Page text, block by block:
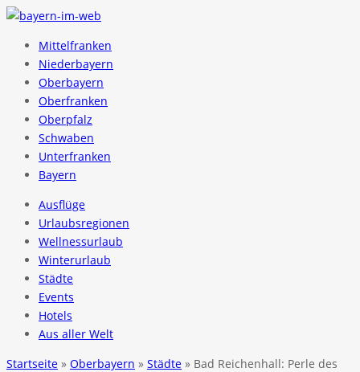
Mittelfranken
Niederbayern
Oberbayern
Oberfranken
Oberpfalz
Schwaben
Unterfranken
Bayern
Ausflüge
Urlaubsregionen
Wellnessurlaub
Winterurlaub
Städte
Events
Hotels
Aus aller Welt
Startseite » Oberbayern » Städte » Bad Reichenhall: Perle des